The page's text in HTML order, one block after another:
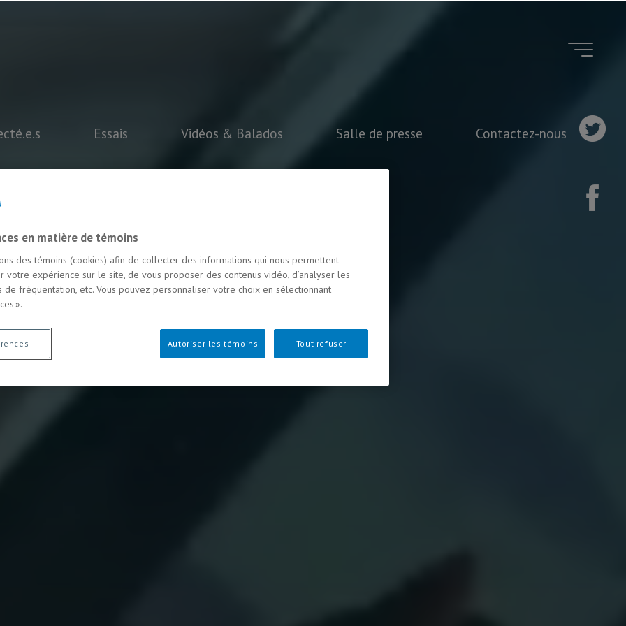
Essais Vidéos & Balados Salle de presse Contactez-nous
en matière de témoins
des témoins (cookies) afin de collecter des informations qui nous permettent
votre expérience sur le site, de vous proposer des contenus vidéo, d’analyser les
de fréquentation, etc. Vous pouvez personnaliser votre choix en sélectionnant
».
Tout refuser
Autoriser les témoins